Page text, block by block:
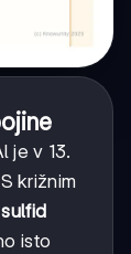
je v 13.
križnim
isto